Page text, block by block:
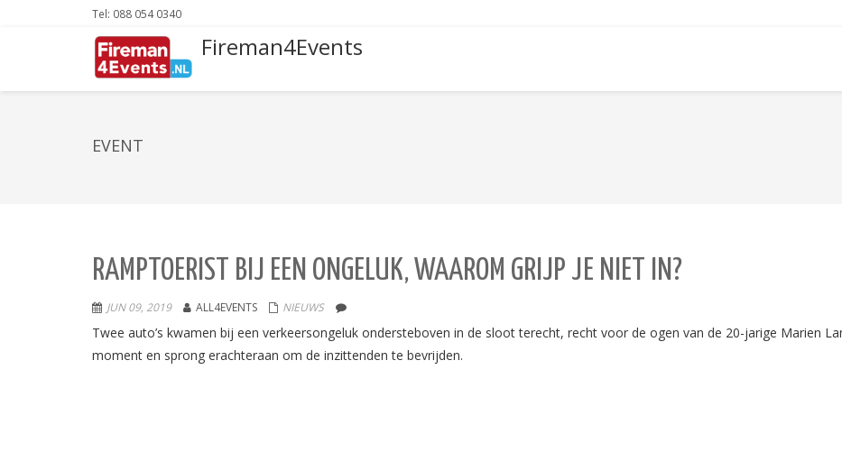
Tel: 088 054 0340
Fireman4Events
EVENT
RAMPTOERIST BIJ EEN ONGELUK, WAAROM GRIJP JE NIET IN?
JUN 09, 2019 ALL4EVENTS NIEUWS
Twee auto’s kwamen bij een verkeersongeluk ondersteboven in de sloot terecht, recht voor de ogen van de 20-jarige Marien
moment en sprong erachteraan om de inzittenden te bevrijden.